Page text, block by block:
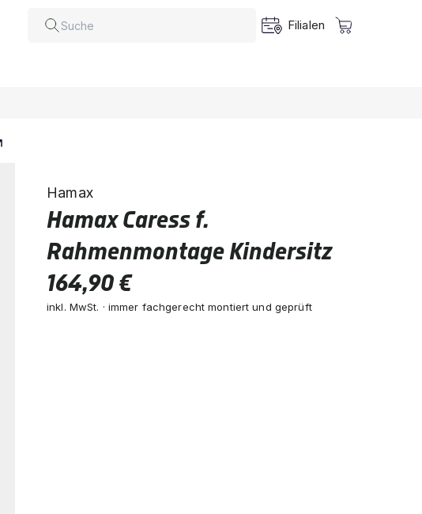
Filialen
Hamax
Hamax Caress f.
Rahmenmontage Kindersitz
164,90 €
inkl. MwSt. · immer fachgerecht montiert und geprüft